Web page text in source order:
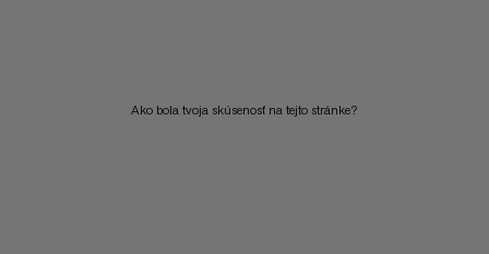
Ako bola tvoja skúsenosť na tejto stránke?